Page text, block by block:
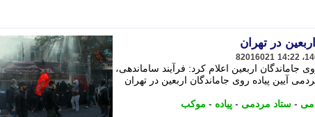
82016021
جاماندگان اربعین اعلام کرد: فرآیند ساماندهی،
مجوز هزار و 200 موکب مردمی آیین پیاده روی جاماندگان اربعین در تهران
- ستاد مردمی - پیاده - موکب